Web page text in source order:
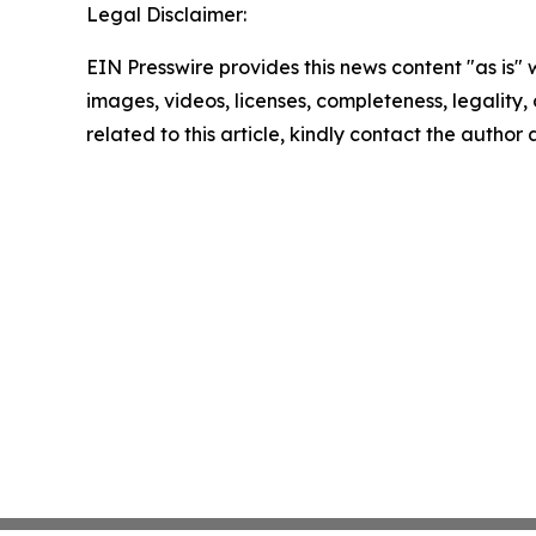
Legal Disclaimer:
EIN Presswire provides this news content "as
images, videos, licenses, completeness,
related to this article, kindly contact the author